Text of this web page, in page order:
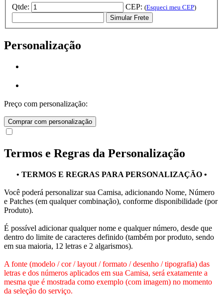
Qtde:
CEP: (Esqueci meu CEP)
Simular Frete
Personalização
Preço com personalização:
Comprar com personalização
Termos e Regras da Personalização
• TERMOS E REGRAS PARA PERSONALIZAÇÃO •
Você poderá personalizar sua Camisa, adicionando Nome, Número
e Patches (em qualquer combinação), conforme disponibilidade (por
Produto).
É possível adicionar qualquer nome e qualquer número, desde que
dentro do limite de caracteres definido (também por produto, sendo
em sua maioria, 12 letras e 2 algarismos).
A fonte (modelo / cor / layout / formato / desenho / tipografia) das
letras e dos números aplicados em sua Camisa, será exatamente a
mesma que é mostrada como exemplo (com imagem) no momento
da seleção do serviço.